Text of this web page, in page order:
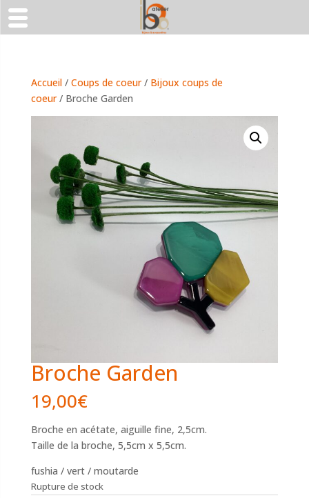
Accueil/ Coups de coeur/ Bijoux coups de
coeur/ Broche Garden
Broche Garden
19,00€
Broche en acétate, aiguille fine, 2,5cm.
Taille de la broche, 5,5cm x 5,5cm.
fushia / vert / moutarde
Rupture de stock